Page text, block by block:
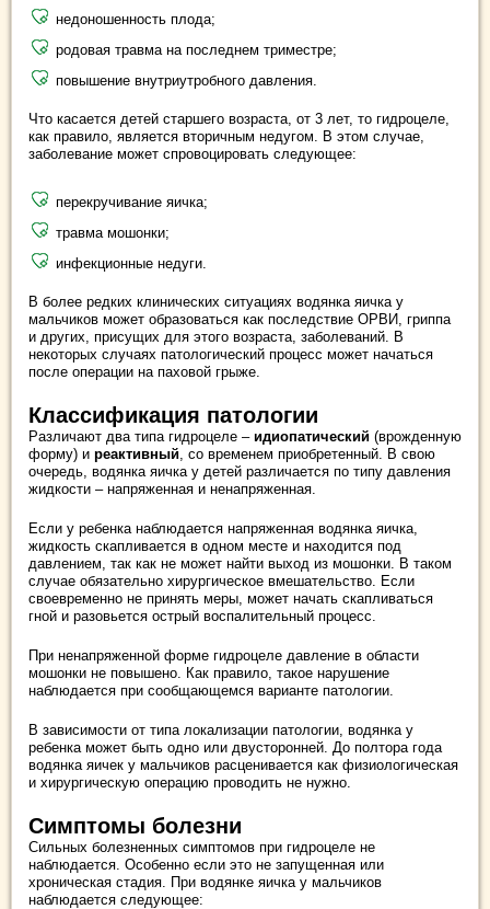
недоношенность плода;
родовая травма на последнем триместре;
повышение внутриутробного давления.
Что касается детей старшего возраста, от 3 лет, то гидроцеле,
как правило, является вторичным недугом. В этом случае,
заболевание может спровоцировать следующее:
перекручивание яичка;
травма мошонки;
инфекционные недуги.
В более редких клинических ситуациях водянка яичка у
мальчиков может образоваться как последствие ОРВИ, гриппа
и других, присущих для этого возраста, заболеваний. В
некоторых случаях патологический процесс может начаться
после операции на паховой грыже.
Классификация патологии
Различают два типа гидроцеле – идиопатический (врожденную
форму) и реактивный, со временем приобретенный. В свою
очередь, водянка яичка у детей различается по типу давления
жидкости – напряженная и ненапряженная.
Если у ребенка наблюдается напряженная водянка яичка,
жидкость скапливается в одном месте и находится под
давлением, так как не может найти выход из мошонки. В таком
случае обязательно хирургическое вмешательство. Если
своевременно не принять меры, может начать скапливаться
гной и разовьется острый воспалительный процесс.
При ненапряженной форме гидроцеле давление в области
мошонки не повышено. Как правило, такое нарушение
наблюдается при сообщающемся варианте патологии.
В зависимости от типа локализации патологии, водянка у
ребенка может быть одно или двусторонней. До полтора года
водянка яичек у мальчиков расценивается как физиологическая
и хирургическую операцию проводить не нужно.
Симптомы болезни
Сильных болезненных симптомов при гидроцеле не
наблюдается. Особенно если это не запущенная или
хроническая стадия. При водянке яичка у мальчиков
наблюдается следующее: